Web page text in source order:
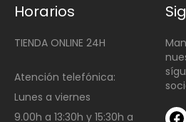
Horarios
TIENDA ONLINE 24H
Atención telefónica:
Lunes a viernes
9.00h a 13:30h y 15:30h a